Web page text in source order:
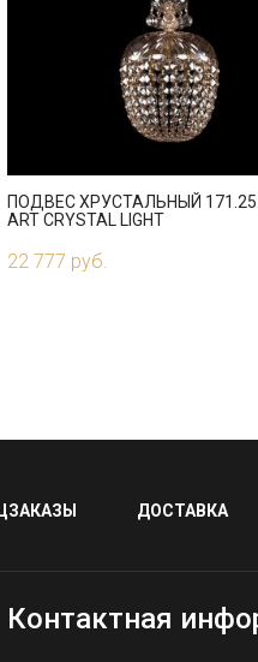
ПОДВЕС ХРУСТАЛЬНЫЙ
ART CRYSTAL LIGHT
22 777 руб.
ДОСТАВКА
Контактная